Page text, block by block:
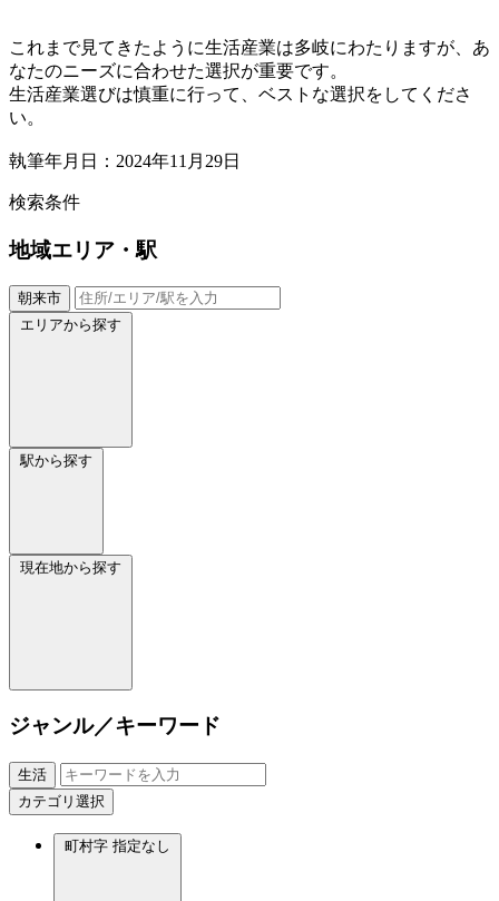
これまで見てきたように生活産業は多岐にわたりますが、あ
なたのニーズに合わせた選択が重要です。
生活産業選びは慎重に行って、ベストな選択をしてくださ
い。
執筆年月日：2024年11月29日
検索条件
地域エリア・駅
朝来市
エリアから探す
駅から探す
現在地から探す
ジャンル／キーワード
生活
カテゴリ選択
町村字 指定なし